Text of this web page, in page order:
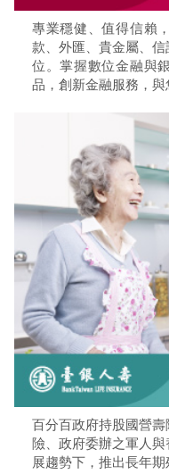
專業穩健、值得信賴
款、外匯、貴金屬、
位。掌握數位金融與
品，創新金融服務，與
百分百政府持股國營
險、政府委辦之軍人
展趨勢下，推出長年